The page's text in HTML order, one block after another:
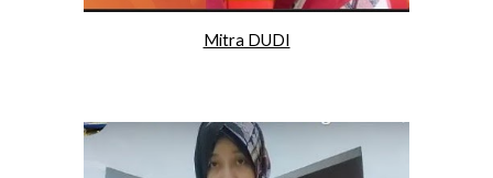
Mitra DUDI